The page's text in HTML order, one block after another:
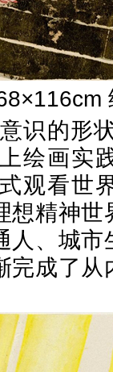
的形状
绘画实
观看世
想精神
人、城
完成了